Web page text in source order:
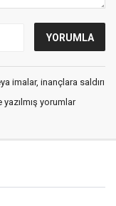
imalar, inançlara saldırı
yorumlar